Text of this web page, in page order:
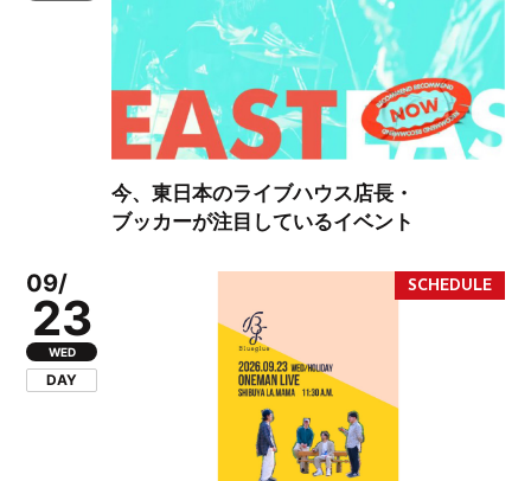
今、東日本のライブハウス店長・
ブッカーが注目しているイベント
09/
23
WED
DAY